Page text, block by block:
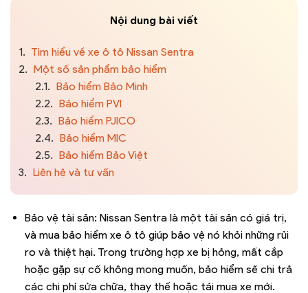
Nội dung bài viết
1. Tìm hiểu về xe ô tô Nissan Sentra
2. Một số sản phẩm bảo hiểm
2.1. Bảo hiểm Bảo Minh
2.2. Bảo hiểm PVI
2.3. Bảo hiểm PJICO
2.4. Bảo hiểm MIC
2.5. Bảo hiểm Bảo Việt
3. Liên hệ và tư vấn
Bảo vệ tài sản: Nissan Sentra là một tài sản có giá trị,
và mua bảo hiểm xe ô tô giúp bảo vệ nó khỏi những rủi
ro và thiệt hại. Trong trường hợp xe bị hỏng, mất cắp
hoặc gặp sự cố không mong muốn, bảo hiểm sẽ chi trả
các chi phí sửa chữa, thay thế hoặc tái mua xe mới.